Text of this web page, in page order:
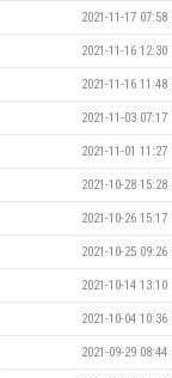
2021-11-17 07:58
2021-11-16 12:30
2021-11-16 11:48
2021-11-03 07:17
2021-11-01 11:27
2021-10-28 15:28
2021-10-26 15:17
2021-10-25 09:26
2021-10-14 13:10
2021-10-04 10:36
2021-09-29 08:44